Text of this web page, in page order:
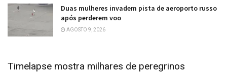
Duas mulheres invadem pista de aeroporto russo
após perderem voo
AGOSTO 9, 2026
Timelapse mostra milhares de peregrinos